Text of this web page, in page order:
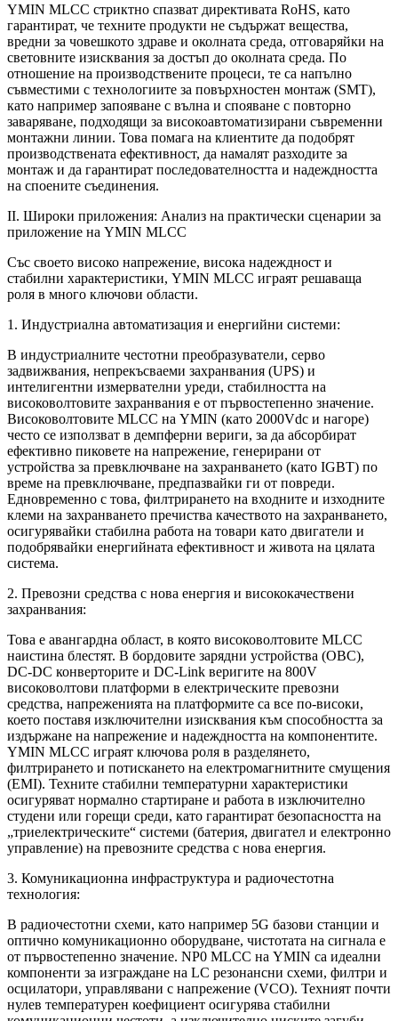
YMIN MLCC стриктно спазват директивата RoHS, като
гарантират, че техните продукти не съдържат вещества,
вредни за човешкото здраве и околната среда, отговаряйки на
световните изисквания за достъп до околната среда. По
отношение на производствените процеси, те са напълно
съвместими с технологиите за повърхностен монтаж (SMT),
като например запояване с вълна и спояване с повторно
заваряване, подходящи за високоавтоматизирани съвременни
монтажни линии. Това помага на клиентите да подобрят
производствената ефективност, да намалят разходите за
монтаж и да гарантират последователността и надеждността
на споените съединения.
II. Широки приложения: Анализ на практически сценарии за
приложение на YMIN MLCC
Със своето високо напрежение, висока надеждност и
стабилни характеристики, YMIN MLCC играят решаваща
роля в много ключови области.
1. Индустриална автоматизация и енергийни системи:
В индустриалните честотни преобразуватели, серво
задвижвания, непрекъсваеми захранвания (UPS) и
интелигентни измервателни уреди, стабилността на
високоволтовите захранвания е от първостепенно значение.
Високоволтовите MLCC на YMIN (като 2000Vdc и нагоре)
често се използват в демпферни вериги, за да абсорбират
ефективно пиковете на напрежение, генерирани от
устройства за превключване на захранването (като IGBT) по
време на превключване, предпазвайки ги от повреди.
Едновременно с това, филтрирането на входните и изходните
клеми на захранването пречиства качеството на захранването,
осигурявайки стабилна работа на товари като двигатели и
подобрявайки енергийната ефективност и живота на цялата
система.
2. Превозни средства с нова енергия и висококачествени
захранвания:
Това е авангардна област, в която високоволтовите MLCC
наистина блестят. В бордовите зарядни устройства (OBC),
DC-DC конверторите и DC-Link веригите на 800V
високоволтови платформи в електрическите превозни
средства, напреженията на платформите са все по-високи,
което поставя изключителни изисквания към способността за
издържане на напрежение и надеждността на компонентите.
YMIN MLCC играят ключова роля в разделянето,
филтрирането и потискането на електромагнитните смущения
(EMI). Техните стабилни температурни характеристики
осигуряват нормално стартиране и работа в изключително
студени или горещи среди, като гарантират безопасността на
„триелектрическите“ системи (батерия, двигател и електронно
управление) на превозните средства с нова енергия.
3. Комуникационна инфраструктура и радиочестотна
технология:
В радиочестотни схеми, като например 5G базови станции и
оптично комуникационно оборудване, чистотата на сигнала е
от първостепенно значение. NP0 MLCC на YMIN са идеални
компоненти за изграждане на LC резонансни схеми, филтри и
осцилатори, управлявани с напрежение (VCO). Техният почти
нулев температурен коефициент осигурява стабилни